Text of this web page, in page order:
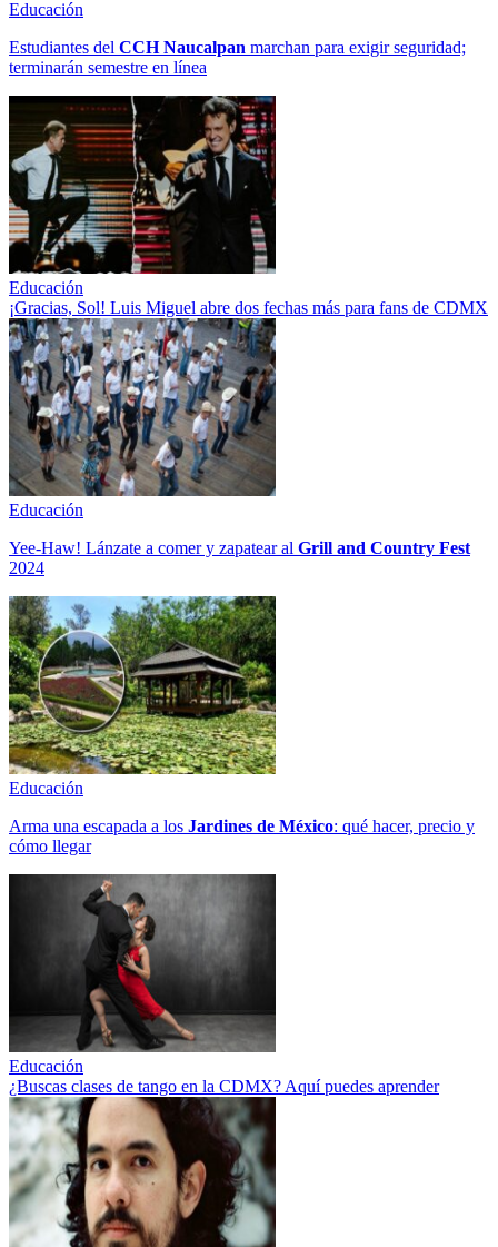
Educación
Estudiantes del CCH Naucalpan marchan para exigir seguridad;
terminarán semestre en línea
Educación
¡Gracias, Sol! Luis Miguel abre dos fechas más para fans de CDMX
Educación
Yee-Haw! Lánzate a comer y zapatear al Grill and Country Fest
2024
Educación
Arma una escapada a los Jardines de México: qué hacer, precio y
cómo llegar
Educación
¿Buscas clases de tango en la CDMX? Aquí puedes aprender